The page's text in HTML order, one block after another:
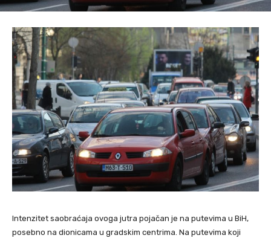
Intenzitet saobraćaja ovoga jutra pojačan je na putevima u BiH,
posebno na dionicama u gradskim centrima. Na putevima koji